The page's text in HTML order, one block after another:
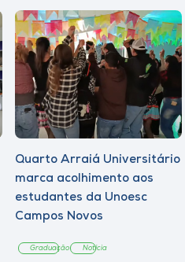
Quarto Arraiá Universitário
marca acolhimento aos
estudantes da Unoesc
Campos Novos
Graduação Notícia